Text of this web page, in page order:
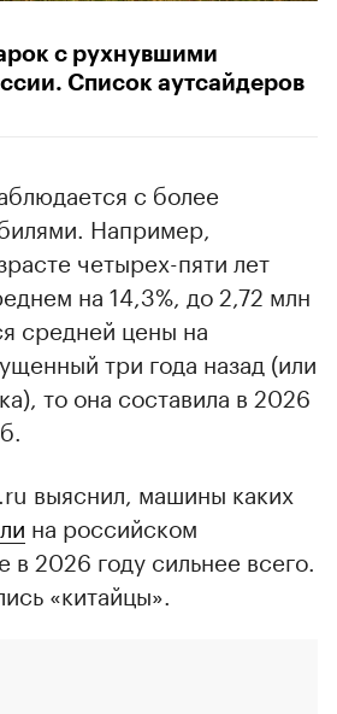
с рухнувшими
Список аутсайдеров
с более
Например,
четырех-пяти лет
на 14,3%, до 2,72 млн
средней цены на
три года назад (или
то она составила в 2026
выяснил, машины каких
на российском
2026 году сильнее всего.
«китайцы».